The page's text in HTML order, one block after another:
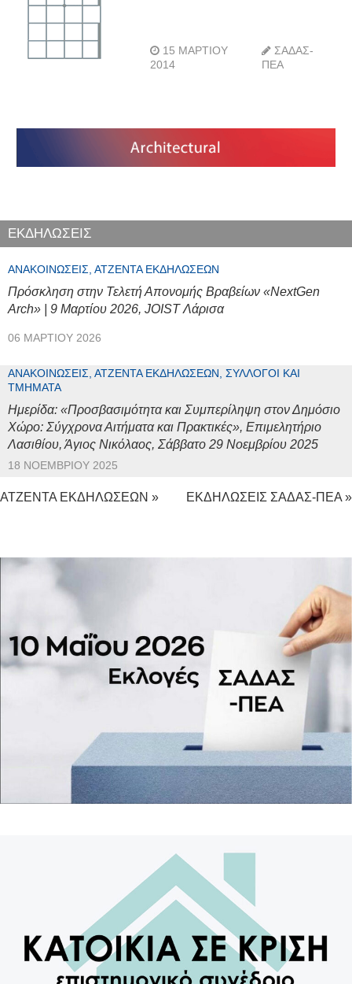
15 ΜΑΡΤΊΟΥ
2014
ΣΑΔΑΣ-
ΠΕΑ
ΕΚΔΗΛΩΣΕΙΣ
ΑΝΑΚΟΙΝΏΣΕΙΣ, ΑΤΖΈΝΤΑ ΕΚΔΗΛΏΣΕΩΝ
Πρόσκληση στην Τελετή Απονομής Βραβείων «NextGen
Arch» | 9 Μαρτίου 2026, JOIST Λάρισα
06 ΜΑΡΤΊΟΥ 2026
ΑΝΑΚΟΙΝΏΣΕΙΣ, ΑΤΖΈΝΤΑ ΕΚΔΗΛΏΣΕΩΝ, ΣΎΛΛΟΓΟΙ ΚΑΙ
ΤΜΉΜΑΤΑ
Ημερίδα: «Προσβασιμότητα και Συμπερίληψη στον Δημόσιο
Χώρο: Σύγχρονα Αιτήματα και Πρακτικές», Επιμελητήριο
Λασιθίου, Άγιος Νικόλαος, Σάββατο 29 Νοεμβρίου 2025
18 ΝΟΕΜΒΡΊΟΥ 2025
ΑΤΖΕΝΤΑ ΕΚΔΗΛΩΣΕΩΝ » ΕΚΔΗΛΩΣΕΙΣ ΣΑΔΑΣ-ΠΕΑ »